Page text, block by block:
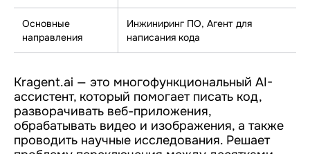
Основные
направления
Инжиниринг ПО, Агент для
написания кода
Kragent.ai — это многофункциональный AI-
ассистент, который помогает писать код,
разворачивать веб-приложения,
обрабатывать видео и изображения, а также
проводить научные исследования. Решает